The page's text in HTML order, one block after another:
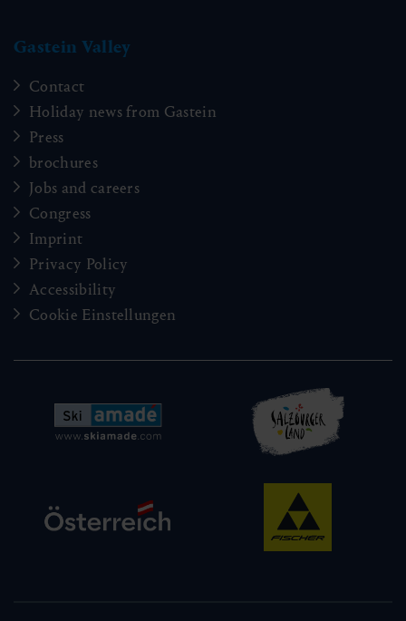
Gastein Valley
Contact
Holiday news from Gastein
Press
brochures
Jobs and careers
Congress
Imprint
Privacy Policy
Accessibility
Cookie Einstellungen